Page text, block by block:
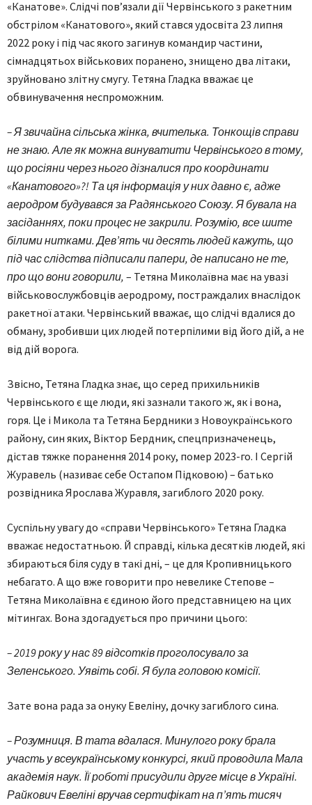
«Канатове». Слідчі пов’язали дії Червінського з ракетним
обстрілом «Канатового», який стався удосвіта 23 липня
2022 року і під час якого загинув командир частини,
сімнадцятьох військових поранено, знищено два літаки,
зруйновано злітну смугу. Тетяна Гладка вважає це
обвинувачення неспроможним.
– Я звичайна сільська жінка, вчителька. Тонкощів справи
не знаю. Але як можна винуватити Червінського в тому,
що росіяни через нього дізналися про координати
«Канатового»?! Та ця інформація у них давно є, адже
аеродром будувався за Радянського Союзу. Я бувала на
засіданнях, поки процес не закрили. Розумію, все шите
білими нитками. Дев’ять чи десять людей кажуть, що
під час слідства підписали папери, де написано не те,
про що вони говорили, – Тетяна Миколаївна має на увазі
військовослужбовців аеродрому, постраждалих внаслідок
ракетної атаки. Червінський вважає, що слідчі вдалися до
обману, зробивши цих людей потерпілими від його дій, а не
від дій ворога.
Звісно, Тетяна Гладка знає, що серед прихильників
Червінського є ще люди, які зазнали такого ж, як і вона,
горя. Це і Микола та Тетяна Бердники з Новоукраїнського
району, син яких, Віктор Бердник, спецпризначенець,
дістав тяжке поранення 2014 року, помер 2023-го. І Сергій
Журавель (називає себе Остапом Підковою) – батько
розвідника Ярослава Журавля, загиблого 2020 року.
Суспільну увагу до «справи Червінського» Тетяна Гладка
вважає недостатньою. Й справді, кілька десятків людей, які
збираються біля суду в такі дні, – це для Кропивницького
небагато. А що вже говорити про невелике Степове –
Тетяна Миколаївна є єдиною його представницею на цих
мітингах. Вона здогадується про причини цього:
– 2019 року у нас 89 відсотків проголосувало за
Зеленського. Уявіть собі. Я була головою комісії.
Зате вона рада за онуку Евеліну, дочку загиблого сина.
– Розумниця. В тата вдалася. Минулого року брала
участь у всеукраїнському конкурсі, який проводила Мала
академія наук. Її роботі присудили друге місце в Україні.
Райкович Евеліні вручав сертифікат на п’ять тисяч